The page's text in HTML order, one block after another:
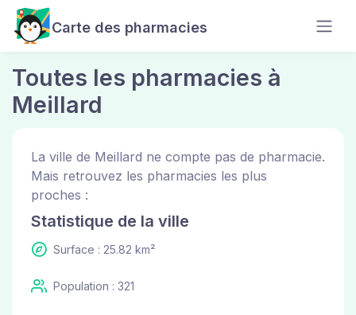
Carte des pharmacies
Toutes les pharmacies à
Meillard
La ville de Meillard ne compte pas de pharmacie.
Mais retrouvez les pharmacies les plus
proches :
Statistique de la ville
Surface : 25.82 km²
Population : 321